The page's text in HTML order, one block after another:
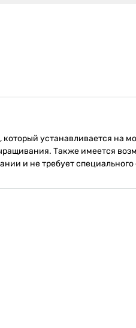
устанавливается на
Также имеется
и не требует